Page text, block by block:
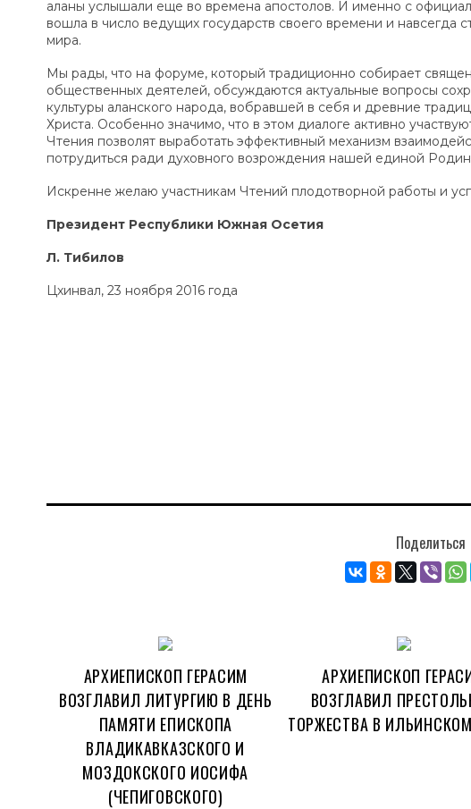
аланы услышали еще во времена апостолов. И именно с
вошла в число ведущих государств своего времени и навсегда
мира.
Мы рады, что на форуме, который традиционно собирает
общественных деятелей, обсуждаются актуальные вопросы
культуры аланского народа, вобравшей в себя и древние
Христа. Особенно значимо, что в этом диалоге активно
Чтения позволят выработать эффективный механизм
потрудиться ради духовного возрождения нашей единой
Искренне желаю участникам Чтений плодотворной работы и
Президент Республики Южная Осетия
Л. Тибилов
Цхинвал, 23 ноября 2016 года
Поделиться
АРХИЕПИСКОП ГЕРАСИМ
ВОЗГЛАВИЛ ЛИТУРГИЮ В ДЕНЬ
ПАМЯТИ ЕПИСКОПА
ВЛАДИКАВКАЗСКОГО И
МОЗДОКСКОГО ИОСИФА
(ЧЕПИГОВСКОГО)
АРХИЕПИСКОП
ВОЗГЛАВИЛ
ТОРЖЕСТВА В